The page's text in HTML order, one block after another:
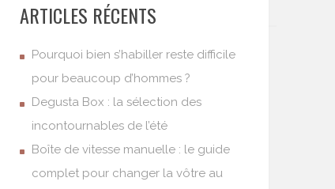
ARTICLES RÉCENTS
Pourquoi bien s’habiller reste difficile
pour beaucoup d’hommes ?
Degusta Box : la sélection des
incontournables de l’été
Boîte de vitesse manuelle : le guide
complet pour changer la vôtre au